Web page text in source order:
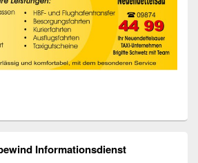
Informationsdienst